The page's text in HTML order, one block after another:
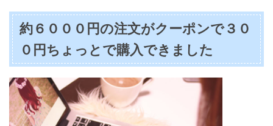
約６０００円の注文がクーポンで３０
０円ちょっとで購入できました